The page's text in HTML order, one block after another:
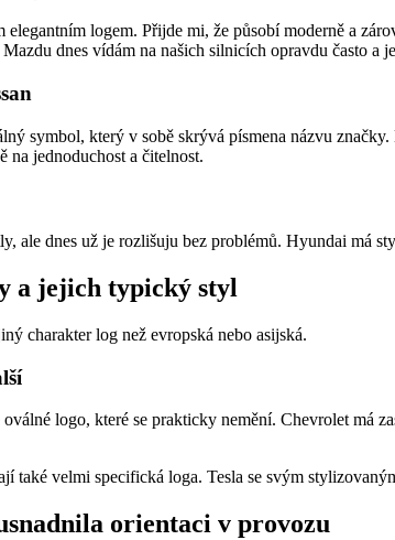
elegantním logem. Přijde mi, že působí moderně a
dnes vídám na našich silnicích opravdu často a
symbol, který v sobě skrývá písmena názvu
na jednoduchost a čitelnost.
ale dnes už je rozlišuju bez problémů. Hyundai má
a jejich typický styl
charakter log než evropská nebo asijská.
logo, které se prakticky nemění. Chevrolet má
také velmi specifická loga. Tesla se svým
orientaci v provozu